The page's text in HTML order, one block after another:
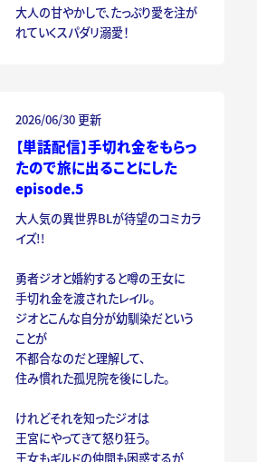
大人の甘やかしで、たっぷり愛を注が
れていくスパダリ溺愛！
2026/06/30 更新
【単話配信】手切れ金をもらっ
たので旅に出ることにした
episode.5
大人気の異世界BLが待望のコミカラ
イズ!!
勇者ジオと婚約すると噂の王女に
手切れ金を渡されたレイル。
ジオとこんな自分が幼馴染だという
ことが
不都合なのだと理解して、
住み慣れた孤児院を後にした。
けれどそれを知ったジオは
王宮にやってきて怒り狂う。
王女もギルドの仲間も困惑するが